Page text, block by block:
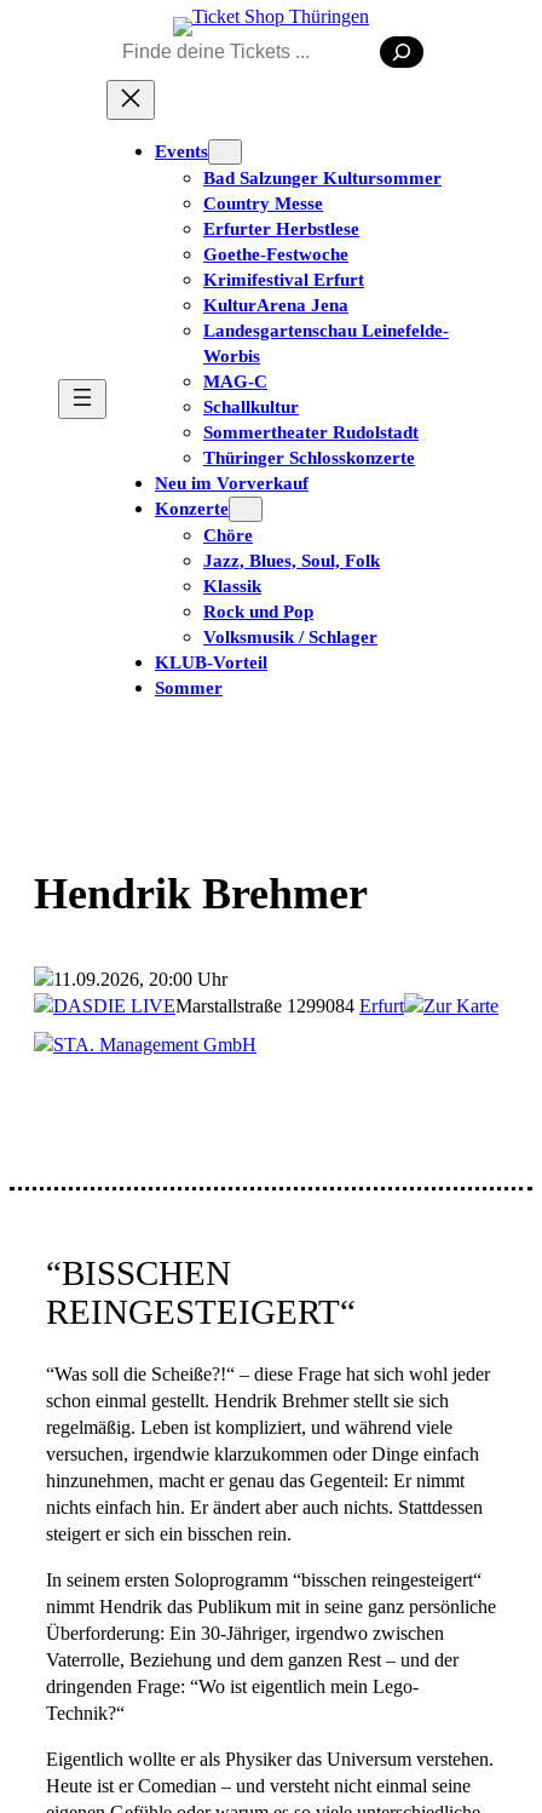
Suchen
Events
Bad Salzunger Kultursommer
Country Messe
Erfurter Herbstlese
Goethe-Festwoche
Krimifestival Erfurt
KulturArena Jena
Landesgartenschau Leinefelde-
Worbis
MAG-C
Schallkultur
Sommertheater Rudolstadt
Thüringer Schlosskonzerte
Neu im Vorverkauf
Konzerte
Chöre
Jazz, Blues, Soul, Folk
Klassik
Rock und Pop
Volksmusik / Schlager
KLUB-Vorteil
Sommer
Hendrik Brehmer
11.09.2026, 20:00 Uhr
DASDIE LIVEMarstallstraße 1299084 Erfurt
Zur Karte
STA. Management GmbH
“BISSCHEN
REINGESTEIGERT“
“Was soll die Scheiße?!“ – diese Frage hat sich wohl jeder
schon einmal gestellt. Hendrik Brehmer stellt sie sich
regelmäßig. Leben ist kompliziert, und während viele
versuchen, irgendwie klarzukommen oder Dinge einfach
hinzunehmen, macht er genau das Gegenteil: Er nimmt
nichts einfach hin. Er ändert aber auch nichts. Stattdessen
steigert er sich ein bisschen rein.
In seinem ersten Soloprogramm “bisschen reingesteigert“
nimmt Hendrik das Publikum mit in seine ganz persönliche
Überforderung: Ein 30-Jähriger, irgendwo zwischen
Vaterrolle, Beziehung und dem ganzen Rest – und der
dringenden Frage: “Wo ist eigentlich mein Lego-
Technik?“
Eigentlich wollte er als Physiker das Universum verstehen.
Heute ist er Comedian – und versteht nicht einmal seine